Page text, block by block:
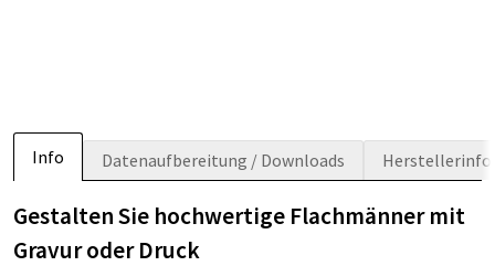
Info Datenaufbereitung / Downloads
Gestalten Sie hochwertige Flachmänner mit
Gravur oder Druck